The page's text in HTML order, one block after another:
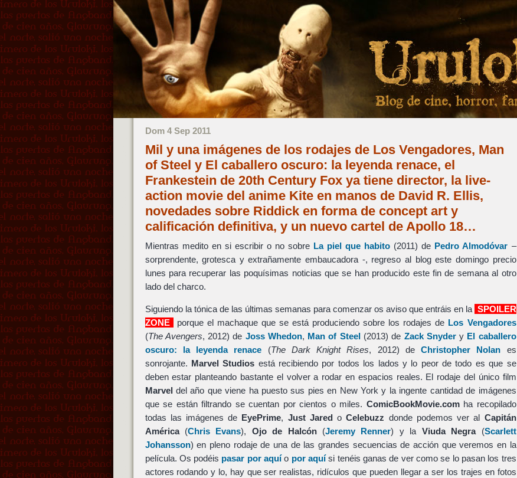
Dom 4 Sep 2011
Mil y una imágenes de los rodajes de Los Vengadores, Man
of Steel y El caballero oscuro: la leyenda renace, el
Frankestein de 20th Century Fox ya tiene director, la live-
action movie del anime Kite en manos de David R. Ellis,
novedades sobre Riddick en forma de concept art y
calificación definitiva, y un nuevo cartel de Apollo 18…
Mientras medito en si escribir o no sobre La piel que habito (2011) de Pedro Almodóvar –
sorprendente, grotesca y extrañamente embaucadora -, regreso al blog este domingo precio
lunes para recuperar las poquísimas noticias que se han producido este fin de semana al otro
lado del charco.
Siguiendo la tónica de las últimas semanas para comenzar os aviso que entráis en la SPOILER
ZONE
porque el machaque que se está produciendo sobre los rodajes de Los Vengadores
(The Avengers, 2012) de Joss Whedon, Man of Steel(2013) de Zack Snydery El caballero
oscuro: la leyenda renace (The Dark Knight Rises, 2012) deChristopher Nolan es
sonrojante. Marvel Studios está recibiendo por todos los lados y lo peor de todo es que se
deben estar planteando bastante el volver a rodar en espacios reales. El rodaje del único film
Marvel del año que viene ha puesto sus pies en New York y la ingente cantidad de imágenes
que se están filtrando se cuentan por cientos o miles. ComicBookMovie.comha recopilado
todas las imágenes de EyePrime, Just JaredoCelebuzz donde podemos ver al Capitán
América(Chris Evans), Ojo de Halcón(Jeremy Renner) y la Viuda Negra(Scarlett
Johansson) en pleno rodaje de una de las grandes secuencias de acción que veremos en la
película. Os podéis pasar por aquío por aquísi tenéis ganas de ver como se lo pasan los tres
actores rodando y lo, hay que ser realistas, ridículos que pueden llegar a ser los trajes en fotos